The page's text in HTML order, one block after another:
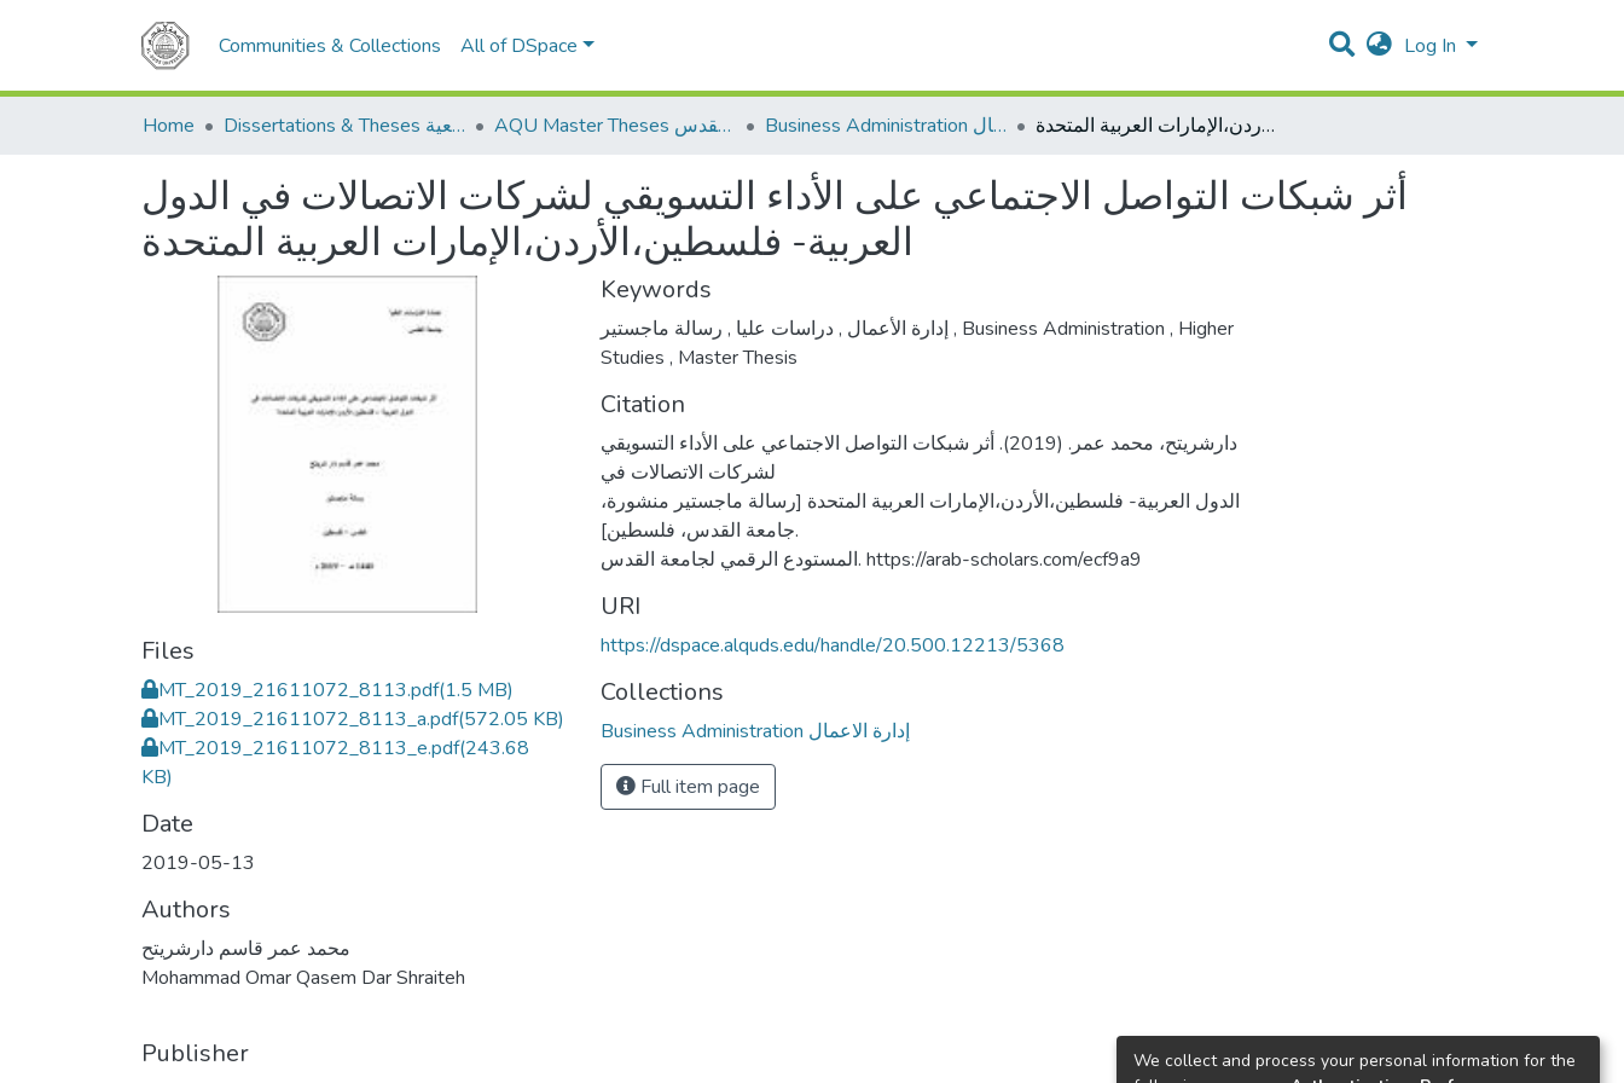
Communities & Collections All of DSpace Log In
Home Dissertations & Theses الرسائل الجامعية AQU Master Theses الرسائل الجامعية الخاصة بجامعة القدس Business Administration إدارة الاعمال أثر شبكات التواصل الاجتماعي على الأداء التسويقي لشركات الاتصالات في الدول العربية- فلسطين،الأردن،الإمارات العربية المتحدة
أثر شبكات التواصل الاجتماعي على الأداء التسويقي لشركات الاتصالات في الدول
العربية- فلسطين،الأردن،الإمارات العربية المتحدة
Files
MT_2019_21611072_8113.pdf(1.5 MB)
MT_2019_21611072_8113_a.pdf(572.05 KB)
MT_2019_21611072_8113_e.pdf(243.68
KB)
Date
2019-05-13
Authors
محمد عمر قاسم دارشريتح
Mohammad Omar Qasem Dar Shraiteh
Publisher
Keywords
إدارة الأعمال ,دراسات عليا , , Business Administration , Higher
Studies , Master Thesis
Citation
دارشريتح، محمد عمر. (2019). أثر شبكات التواصل الاجتماعي على الأداء التسويقي
لشركات الاتصالات في
الدول العربية- فلسطين،الأردن،الإمارات العربية المتحدة [رسالة ماجستير منشورة،
جامعة القدس، فلسطين].
المستودع الرقمي لجامعة القدس. https://arab-scholars.com/ecf9a9
URI
https://dspace.alquds.edu/handle/20.500.12213/5368
Collections
Business Administration إدارة الاعمال
Full item page
We collect and process your personal information for the